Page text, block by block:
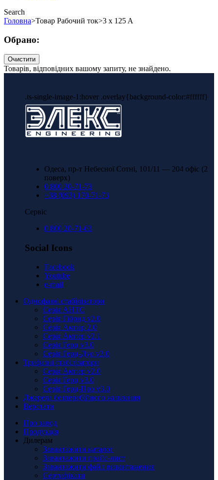
Search
Головна>Товар Рабочий ток>3 x 125 A
Обрано:
Очистити
Товарів, відповідних вашому запиту, не знайдено.
.ts-single-image-1:hover .overlay{background-color:#ffffff}
Одеса, пр-т Небесної Сотні, 101/11 — 204 офіс (2
поверх)
0 800 20-71-73
+38 (093) 170-71-73
Сервіс
0 800 20-71-63
Social Icons
Facebook
Youtube
e-mail
Однофазні стабілізатори
Серія АНТС
Серія Гібрид v2.0
Серія Ампер 2.0
Серія Ампер v2.1
Серія Герц v3.0
Серія Герц-Дуо v3.0
Трифазні стабілізатори
Серія Ампер v2.0
Серія Герц v3.0
Серія Герц-Про v3.0
Джерела безперебійного живлення
Верстати
Про завод
Продукція
Дилерам
Завантажити каталог
Завантажити прайс-лист
Завантажити файл вивантаження
Сертифікати